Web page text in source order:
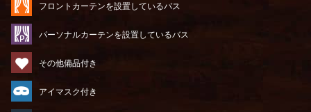
フロントカーテンを設置しているバス
パーソナルカーテンを設置しているバス
その他備品付き
アイマスク付き